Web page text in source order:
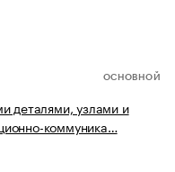
ОСНОВНОЙ
деталями, узлами и
коммуника…